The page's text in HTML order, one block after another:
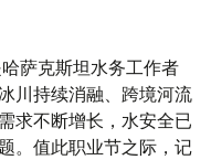
萨克斯坦水务工作者
川持续消融、跨境河流
求不断增长，水安全已
。值此职业节之际，记